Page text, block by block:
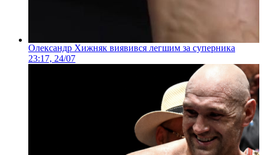
Олександр Хижняк виявився легшим за суперника
23:17, 24/07